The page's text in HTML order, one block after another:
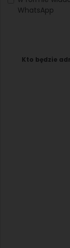
WhatsApp
Kto będzie